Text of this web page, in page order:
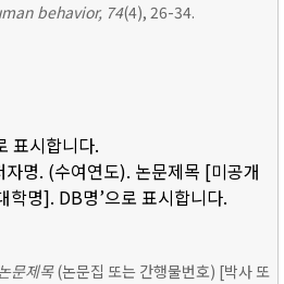
behavior, 74(4), 26-34.
표시합니다.
자명. (수여연도). 논문제목 [미공개
학명]. DB명’으로 표시합니다.
문제목(논문집 또는 간행물번호) [박사 또